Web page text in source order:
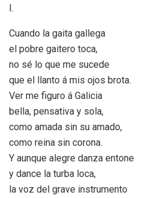
I.
Cuando la gaita gallega
el pobre gaitero toca,
no sé lo que me sucede
que el llanto á mis ojos brota.
Ver me figuro á Galicia
bella, pensativa y sola,
como amada sin su amado,
como reina sin corona.
Y aunque alegre danza entone
y dance la turba loca,
la voz del grave instrumento